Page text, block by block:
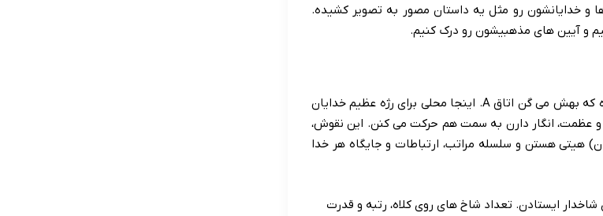
خدایانشون رو مثل یه داستان مصور به تصویر کشیده.
و آیین های مذهبیشون رو درک کنیم.
اولین جایی که تو یازلیکایا می بینیم، یه فضای بزرگ و روبازه که بهش می گن اتاق A. اینجا محلی برای رژه عظیم خدایان
و عظمت، انگار دارن به سمت هم حرکت می کنن. این نقوش،
هیتی هستن و سلسله مراتب، ارتباطات و جایگاه هر خدا
ایستادن. تعداد شاخ های روی کلاه، رتبه و قدرت